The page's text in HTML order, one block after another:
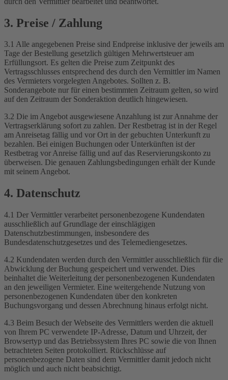
3. Preise / Zahlung
3.1 Alle angegebenen Preise sind Endpreise inklusive der jeweils am
Tage der Bestellung gesetzlich gültigen Mehrwertsteuer am
Erfüllungsort. Es gelten die Preise zum Zeitpunkt des
Vertragsschlusses entsprechend des durch den Vermittler im Namen
des Vermieters vorgelegten Angebotes. Sollten z. B.
Sonderangebote nur für einen bestimmten Zeitraum gelten, so wird
auf den Zeitraum der Sonderaktion deutlich hingewiesen.
3.2 Die im Angebot ausgewiesene Anzahlung ist zur Annahme der
Vertragserklärung sofort zu zahlen. Der Restbetrag ist in der Regel
am Anreisetag fällig und vor Ort in der gebuchten Unterkunft zu
bezahlen. Bei einigen Buchungen oder Unterkünften ist der
Restbetrag vor Anreise fällig und auf das Reservierungskonto zu
überweisen. Die genauen Zahlungsbedingungen erhält der Kunde
mit seinem Angebot.
4. Datenschutz
4.1 Der Vermittler verarbeitet personenbezogene Kundendaten
ausschließlich auf Grundlage der einschlägigen
Datenschutzbestimmungen, insbesondere des
Bundesdatenschutzgesetzes und des Telemediengesetzes.
4.2 Kundendaten werden durch den Vermittler ausschließlich für die
Abwicklung der Buchung gespeichert und verwendet. Dies
beinhaltet die Weiterleitung der personenbezogenen Kundendaten
an den jeweiligen Vermieter. Eine weitergehende Nutzung von
personenbezogenen Kundendaten über den konkreten
Buchungsvorgang und dessen Abrechnung hinaus erfolgt nicht.
4.3 Beim Besuch der Webseite des Vermittlers werden die aktuell
von Ihrem PC verwendete IP-Adresse, Datum und Uhrzeit, der
Browsertyp und das Betriebssystem Ihres PC sowie die von Ihnen
betrachteten Seiten protokolliert. Rückschlüsse auf
personenbezogene Daten sind dem Vermittler damit jedoch nicht
möglich und auch nicht beabsichtigt.